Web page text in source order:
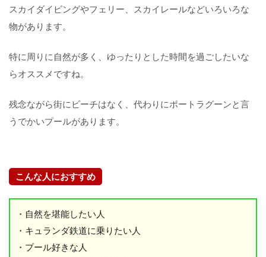
スカイダイビングやフェリー、スカイレールなどいろいろな
物があります。
特に周りに自然が多く、ゆったりとした時間を過ごしたいな
らオススメですね。
残念ながら街にビーチはなく、代わりにポートラグーンと言
うでかいプールがあります。
こんな人におすすめ
・自然を堪能したい人
・キュランダ鉄道に乗りたい人
・プール好きな人